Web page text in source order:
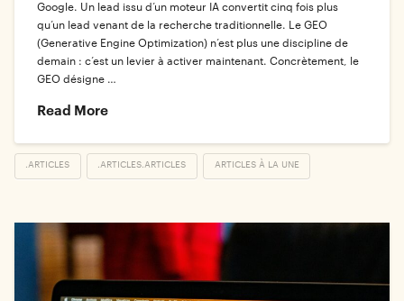
Google. Un lead issu d’un moteur IA convertit cinq fois plus
qu’un lead venant de la recherche traditionnelle. Le GEO
(Generative Engine Optimization) n’est plus une discipline de
demain : c’est un levier à activer maintenant. Concrètement, le
GEO désigne …
Read More
.ARTICLES .ARTICLES.ARTICLES ARTICLES À LA UNE